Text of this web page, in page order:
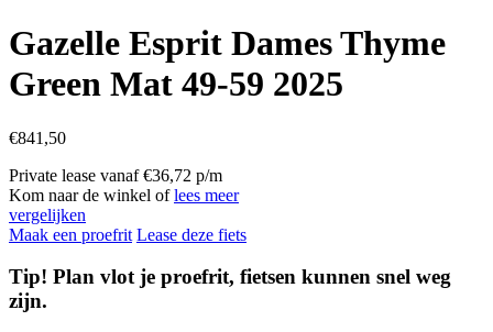
Gazelle Esprit Dames Thyme
Green Mat 49-59 2025
€841,50
Private lease vanaf €36,72 p/m
Kom naar de winkel oflees meer
vergelijken
Maak een proefrit Lease deze fiets
Tip! Plan vlot je proefrit, fietsen kunnen snel weg
zijn.